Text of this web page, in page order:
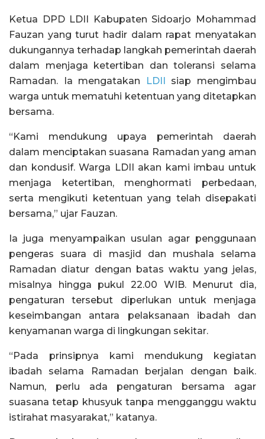
Ketua DPD LDII Kabupaten Sidoarjo Mohammad
Fauzan yang turut hadir dalam rapat menyatakan
dukungannya terhadap langkah pemerintah daerah
dalam menjaga ketertiban dan toleransi selama
Ramadan. Ia mengatakan
LDII
siap mengimbau
warga untuk mematuhi ketentuan yang ditetapkan
bersama.
“Kami mendukung upaya pemerintah daerah
dalam menciptakan suasana Ramadan yang aman
dan kondusif. Warga LDII akan kami imbau untuk
menjaga ketertiban, menghormati perbedaan,
serta mengikuti ketentuan yang telah disepakati
bersama,” ujar Fauzan.
Ia juga menyampaikan usulan agar penggunaan
pengeras suara di masjid dan mushala selama
Ramadan diatur dengan batas waktu yang jelas,
misalnya hingga pukul 22.00 WIB. Menurut dia,
pengaturan tersebut diperlukan untuk menjaga
keseimbangan antara pelaksanaan ibadah dan
kenyamanan warga di lingkungan sekitar.
“Pada prinsipnya kami mendukung kegiatan
ibadah selama Ramadan berjalan dengan baik.
Namun, perlu ada pengaturan bersama agar
suasana tetap khusyuk tanpa mengganggu waktu
istirahat masyarakat,” katanya.